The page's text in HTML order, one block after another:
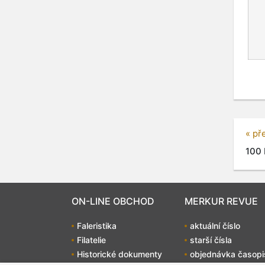
«
100
ON-LINE OBCHOD
Faleristika
Filatelie
Historické dokumenty
MERKUR REVUE
aktuální číslo
starší čísla
objednávka